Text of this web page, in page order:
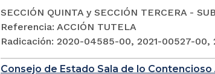
SECCIÓN QUINTA y SECCIÓN TERCERA -
Referencia: ACCIÓN TUTELA
Radicación: 2020-04585-00, 2021-00527-00,
Consejo de Estado Sala de lo